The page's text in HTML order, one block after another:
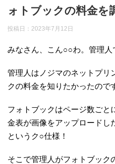
ォトブックの料金を
投稿日： 2023年7月12日
みなさん、こん○○わ。管理人
管理人はノジマのネットプリ
クの料金を知りたかったので
フォトブックはページ数ごと
金表が画像をアップロードし
というク○仕様！
そこで管理人がフォトブック